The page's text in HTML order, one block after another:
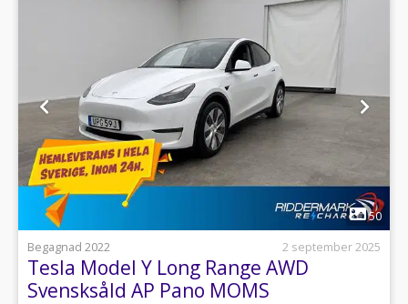
50
Begagnad 2022
2 september 2025
Tesla Model Y Long Range AWD
Svensksåld AP Pano MOMS